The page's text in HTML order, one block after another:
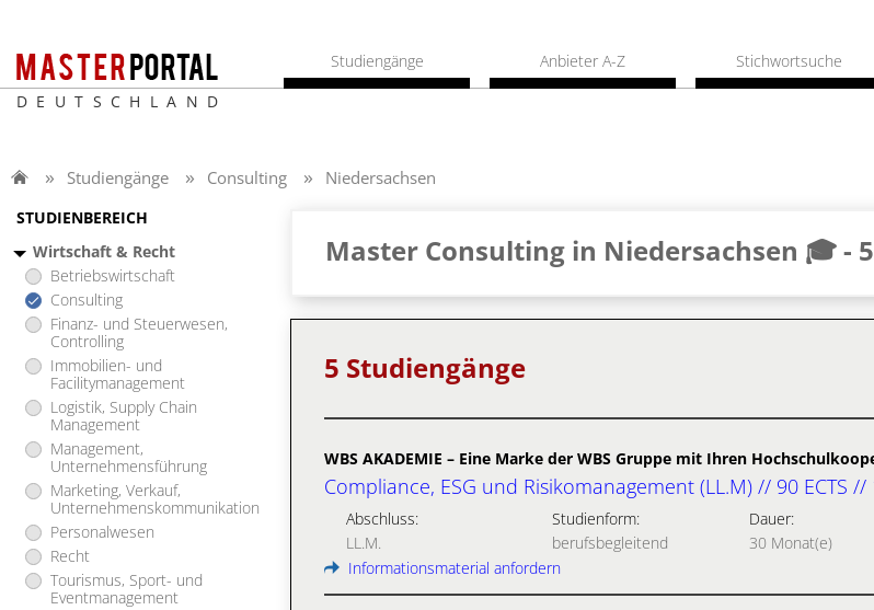
DEUTSCHLAND
Studiengänge Consulting Niedersachsen
STUDIENBEREICH
Wirtschaft & Recht
Betriebswirtschaft
Consulting
Finanz- und Steuerwesen,
Controlling
Immobilien- und
Facilitymanagement
Logistik, Supply Chain
Management
Management,
Unternehmensführung
Marketing, Verkauf,
Unternehmenskommunikation
Personalwesen
Recht
Tourismus, Sport- und
Eventmanagement
Master Consulting in Niedersachsen 🎓 -
5 Studiengänge
WBS AKADEMIE – Eine Marke der WBS Gruppe mit Ihren
Compliance, ESG und Risikomanagement (LL.M) // 90 ECTS
Abschluss:
LL.M.
Studienform:
berufsbegleitend
Dauer:
30 Monat(e)
Informationsmaterial anfordern
Studiengänge Anbieter A-Z Stichwortsuche